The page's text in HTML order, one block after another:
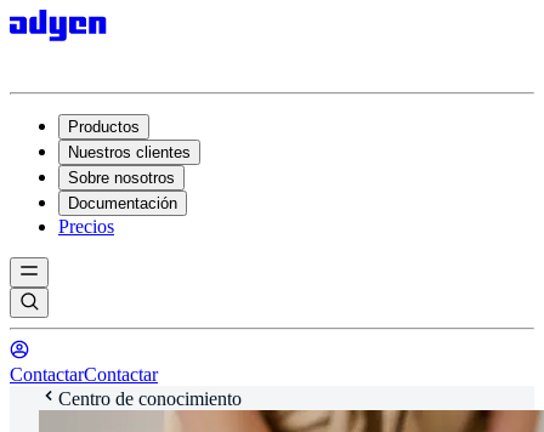
Productos
Nuestros clientes
Sobre nosotros
Documentación
Precios
ContactarContactar
Centro de conocimiento